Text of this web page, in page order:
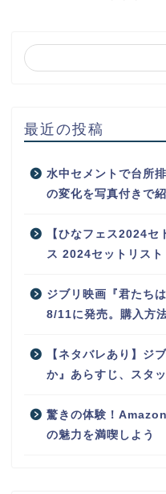
最近の投稿
水中セメントで台所
の変化を写真付きで
【ひなフェス2024
ス 2024セットリスト
ジブリ映画『君たち
8/11に発売。購入方
【ネタバレあり】ジ
か』あらすじ、スタ
驚きの体験！
の魅力を満喫しよう